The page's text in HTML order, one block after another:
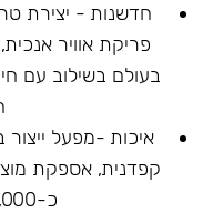
פריקת אוויר
בעולם בשילוב עם
כ-500,000+ נרגילות נמכרו.